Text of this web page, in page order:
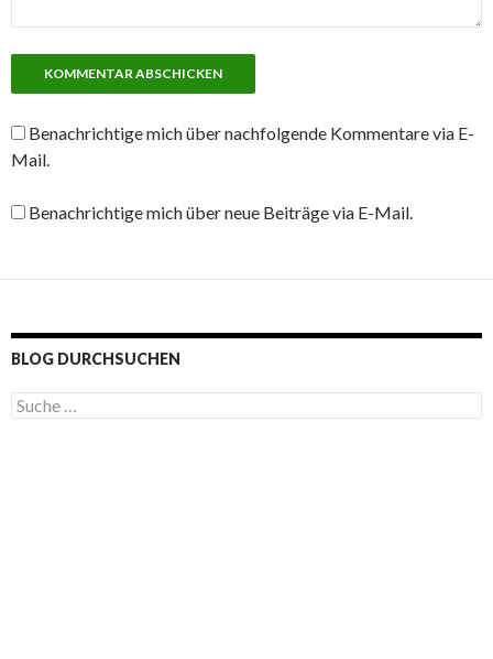
Benachrichtige mich über nachfolgende Kommentare via E-
Mail.
Benachrichtige mich über neue Beiträge via E-Mail.
BLOG DURCHSUCHEN
S
u